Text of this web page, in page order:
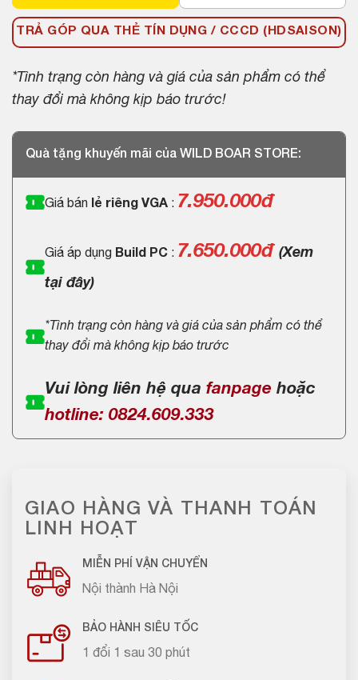
TRẢ GÓP QUA THẺ TÍN DỤNG / CCCD (HDSAISON)
*Tình trạng còn hàng và giá của sản phẩm có thể
thay đổi mà không kịp báo trước!
Quà tặng khuyến mãi của WILD BOAR STORE:
Giá bán lẻ riêng VGA : 7.950.000đ
Giá áp dụng Build PC : 7.650.000đ (Xem
tại đây)
*Tình trạng còn hàng và giá của sản phẩm có thể
thay đổi mà không kịp báo trước
Vui lòng liên hệ qua fanpage hoặc
hotline: 0824.609.333
GIAO HÀNG VÀ THANH TOÁN
LINH HOẠT
MIỄN PHÍ VẬN CHUYỂN
Nội thành Hà Nội
BẢO HÀNH SIÊU TỐC
1 đổi 1 sau 30 phút